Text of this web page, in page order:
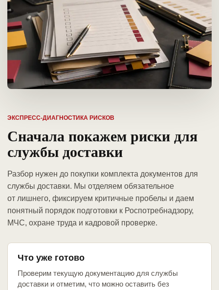
ЭКСПРЕСС-ДИАГНОСТИКА РИСКОВ
Сначала покажем риски для
службы доставки
Разбор нужен до покупки комплекта документов для
службы доставки. Мы отделяем обязательное
от лишнего, фиксируем критичные пробелы и даем
понятный порядок подготовки к Роспотребнадзору,
МЧС, охране труда и кадровой проверке.
Что уже готово
Проверим текущую документацию для службы
доставки и отметим, что можно оставить без